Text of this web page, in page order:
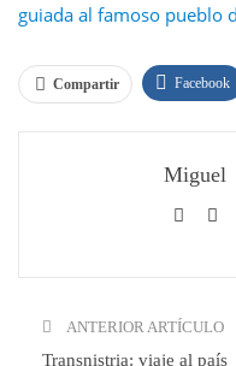
guiada al famoso pueblo
Compartir Facebook
Miguel
ANTERIOR ARTÍCULO
Transnistria: viaje al país